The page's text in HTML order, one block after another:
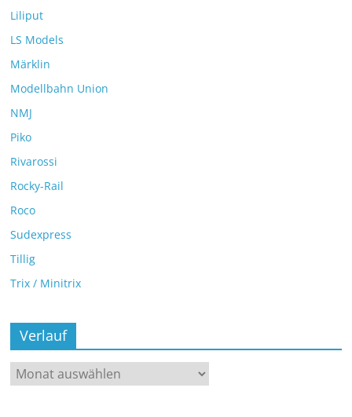
Liliput
LS Models
Märklin
Modellbahn Union
NMJ
Piko
Rivarossi
Rocky-Rail
Roco
Sudexpress
Tillig
Trix / Minitrix
Verlauf